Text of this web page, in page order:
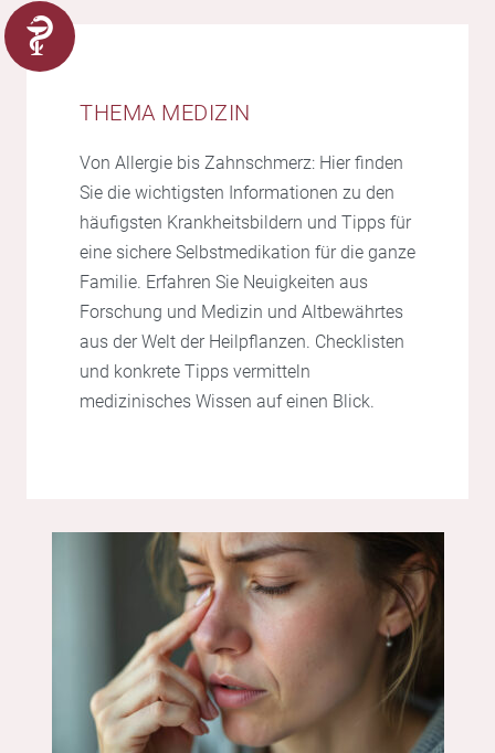
THEMA MEDIZIN
Von Allergie bis Zahnschmerz: Hier finden
Sie die wichtigsten Informationen zu den
häufigsten Krankheitsbildern und Tipps für
eine sichere Selbstmedikation für die ganze
Familie. Erfahren Sie Neuigkeiten aus
Forschung und Medizin und Altbewährtes
aus der Welt der Heilpflanzen. Checklisten
und konkrete Tipps vermitteln
medizinisches Wissen auf einen Blick.